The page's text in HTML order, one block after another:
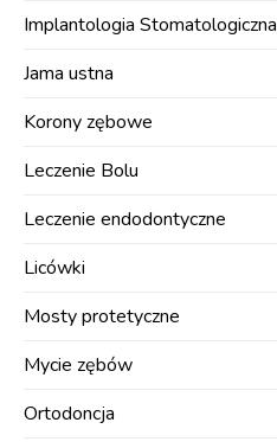
Implantologia Stomatologiczna
Jama ustna
Korony zębowe
Leczenie Bolu
Leczenie endodontyczne
Licówki
Mosty protetyczne
Mycie zębów
Ortodoncja